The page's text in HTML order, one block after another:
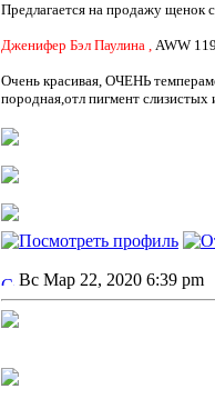
Предлагается на продажу щенок
Дженифер Бэл Паулина , AWW
Очень красивая, ОЧЕНЬ
породная,отл пигмент
Вс Мар 22, 2020 6:39 pm